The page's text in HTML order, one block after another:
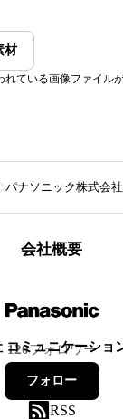
材
れている画像ファイル
パナソニック株式会
会社概要
コミュニケーショ
120フォロワー
フォロー
RSS